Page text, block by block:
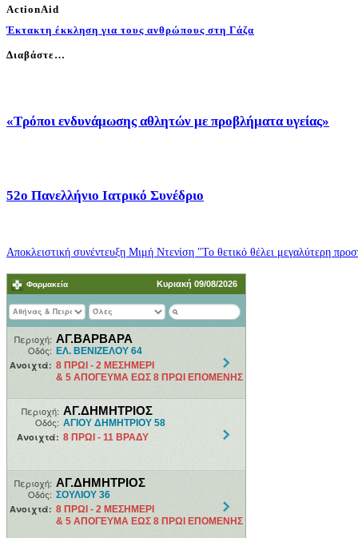
ActionAid
Έκτακτη έκκληση για τους ανθρώπους στη Γάζα
Διαβάστε…
«Τρόποι ενδυνάμωσης αθλητών με προβλήματα υγείας»
52o Πανελλήνιο Ιατρικό Συνέδριο
Αποκλειστική συνέντευξη Μιμή Ντενίση "Το θετικό θέλει μεγαλύτερη